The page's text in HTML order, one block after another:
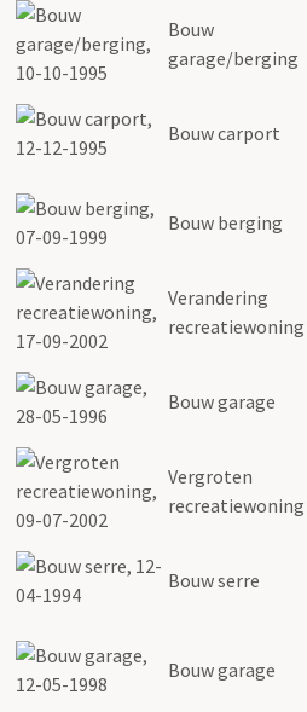
Bouw
garage/berging
Bouw carport
Bouw berging
Verandering
recreatiewoning
Bouw garage
Vergroten
recreatiewoning
Bouw serre
Bouw garage